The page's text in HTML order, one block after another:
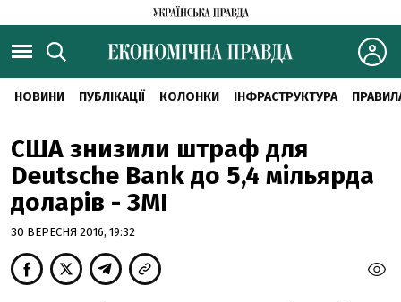
НОВИНИ ПУБЛІКАЦІЇ КОЛОНКИ ІНФРАСТРУКТУРА
США знизили штраф для
Deutsche Bank до 5,4 мільярда
доларів - ЗМІ
30 ВЕРЕСНЯ 2016, 19:32